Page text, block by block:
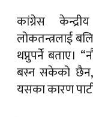
कांग्रेस
लोकतन्त्रलाई
थप्नुपर्ने बताए।
बस्न सकेको छैन,
यसका कारण